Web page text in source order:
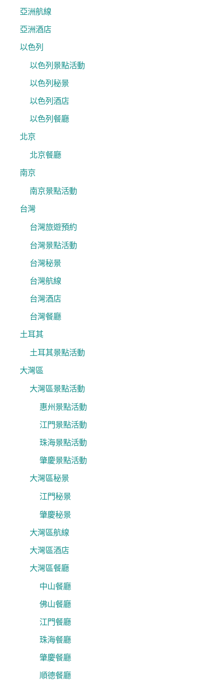
亞洲航線
亞洲酒店
以色列
以色列景點活動
以色列秘景
以色列酒店
以色列餐廳
北京
北京餐廳
南京
南京景點活動
台灣
台灣旅遊預約
台灣景點活動
台灣秘景
台灣航線
台灣酒店
台灣餐廳
土耳其
土耳其景點活動
大灣區
大灣區景點活動
惠州景點活動
江門景點活動
珠海景點活動
肇慶景點活動
大灣區秘景
江門秘景
肇慶秘景
大灣區航線
大灣區酒店
大灣區餐廳
中山餐廳
佛山餐廳
江門餐廳
珠海餐廳
肇慶餐廳
順德餐廳